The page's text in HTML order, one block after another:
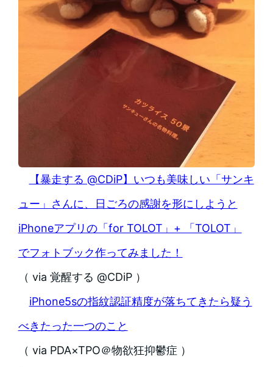
【暴走する @CDiP】いつも美味しい「サンキ
ュー」さんに、日ごろの感謝を形にしようと
iPhoneアプリの「for TOLOT」+ 「TOLOT」
でフォトブック作ってみました！
（ via 覚醒する @CDiP ）
iPhone5sの指紋認証精度が落ちてきたら疑う
べきたった一つのこと
（ via PDA×TPO＠物欲狂抑鬱症 ）